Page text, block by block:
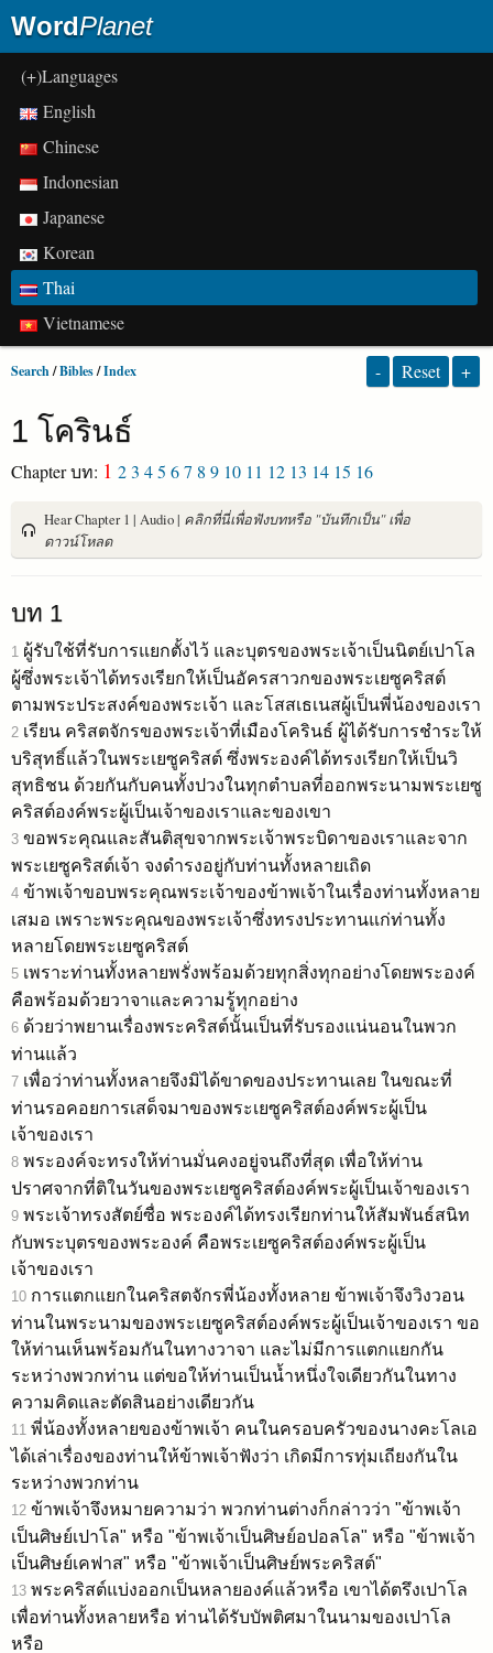
WordPlanet
(+)Languages
English
Chinese
Indonesian
Japanese
Korean
Thai
Vietnamese
Search/Bibles/Index - Reset +
1 โครินธ์
Chapter บท: 1 23 45 67 8 9 10 11 12 13 14 15 16
Hear Chapter 1 | Audio | คลิกที่นี่เพื่อฟังบทหรือ "บันทึกเป็น" เพื่อ
ดาวน์โหลด
บท 1
1 ผู้รับใช้ที่รับการแยกตั้งไว้ และบุตรของพระเจ้าเป็นนิตย์เปาโล
ผู้ซึ่งพระเจ้าได้ทรงเรียกให้เป็นอัครสาวกของพระเยซูคริสต์
ตามพระประสงค์ของพระเจ้า และโสสเธเนสผู้เป็นพี่น้องของเรา
2 เรียน คริสตจักรของพระเจ้าที่เมืองโครินธ์ ผู้ได้รับการชำระให้
บริสุทธิ์แล้วในพระเยซูคริสต์ ซึ่งพระองค์ได้ทรงเรียกให้เป็นวิ
สุทธิชน ด้วยกันกับคนทั้งปวงในทุกตำบลที่ออกพระนามพระเยซู
คริสต์องค์พระผู้เป็นเจ้าของเราและของเขา
3 ขอพระคุณและสันติสุขจากพระเจ้าพระบิดาของเราและจาก
พระเยซูคริสต์เจ้า จงดำรงอยู่กับท่านทั้งหลายเถิด
4 ข้าพเจ้าขอบพระคุณพระเจ้าของข้าพเจ้าในเรื่องท่านทั้งหลาย
เสมอ เพราะพระคุณของพระเจ้าซึ่งทรงประทานแก่ท่านทั้ง
หลายโดยพระเยซูคริสต์
5 เพราะท่านทั้งหลายพรั่งพร้อมด้วยทุกสิ่งทุกอย่างโดยพระองค์
คือพร้อมด้วยวาจาและความรู้ทุกอย่าง
6 ด้วยว่าพยานเรื่องพระคริสต์นั้นเป็นที่รับรองแน่นอนในพวก
ท่านแล้ว
7 เพื่อว่าท่านทั้งหลายจึงมิได้ขาดของประทานเลย ในขณะที่
ท่านรอคอยการเสด็จมาของพระเยซูคริสต์องค์พระผู้เป็น
เจ้าของเรา
8 พระองค์จะทรงให้ท่านมั่นคงอยู่จนถึงที่สุด เพื่อให้ท่าน
ปราศจากที่ติในวันของพระเยซูคริสต์องค์พระผู้เป็นเจ้าของเรา
9 พระเจ้าทรงสัตย์ซื่อ พระองค์ได้ทรงเรียกท่านให้สัมพันธ์สนิท
กับพระบุตรของพระองค์ คือพระเยซูคริสต์องค์พระผู้เป็น
เจ้าของเรา
10 การแตกแยกในคริสตจักรพี่น้องทั้งหลาย ข้าพเจ้าจึงวิงวอน
ท่านในพระนามของพระเยซูคริสต์องค์พระผู้เป็นเจ้าของเรา ขอ
ให้ท่านเห็นพร้อมกันในทางวาจา และไม่มีการแตกแยกกัน
ระหว่างพวกท่าน แต่ขอให้ท่านเป็นน้ำหนึ่งใจเดียวกันในทาง
ความคิดและตัดสินอย่างเดียวกัน
11 พี่น้องทั้งหลายของข้าพเจ้า คนในครอบครัวของนางคะโลเอ
ได้เล่าเรื่องของท่านให้ข้าพเจ้าฟังว่า เกิดมีการทุ่มเถียงกันใน
ระหว่างพวกท่าน
12 ข้าพเจ้าจึงหมายความว่า พวกท่านต่างก็กล่าวว่า "ข้าพเจ้า
เป็นศิษย์เปาโล" หรือ "ข้าพเจ้าเป็นศิษย์อปอลโล" หรือ "ข้าพเจ้า
เป็นศิษย์เคฟาส" หรือ "ข้าพเจ้าเป็นศิษย์พระคริสต์"
13 พระคริสต์แบ่งออกเป็นหลายองค์แล้วหรือ เขาได้ตรึงเปาโล
เพื่อท่านทั้งหลายหรือ ท่านได้รับบัพติศมาในนามของเปาโล
หรือ